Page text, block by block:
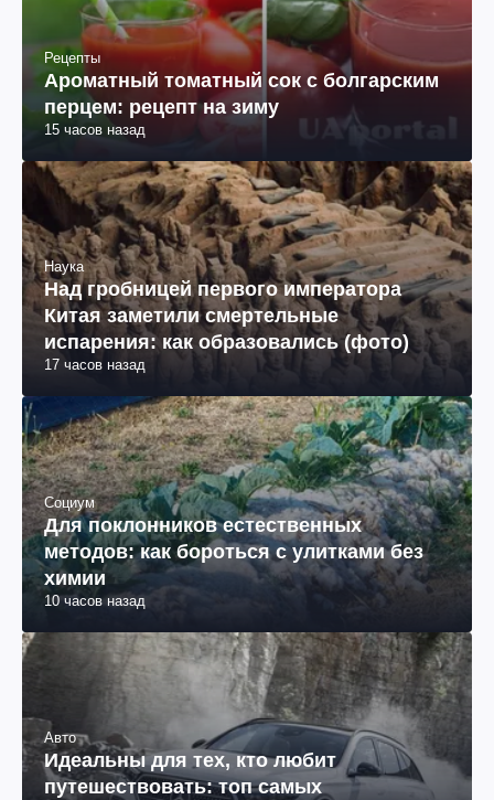
Рецепты
Ароматный томатный сок с болгарским
перцем: рецепт на зиму
15 часов назад
Наука
Над гробницей первого императора
Китая заметили смертельные
испарения: как образовались (фото)
17 часов назад
Социум
Для поклонников естественных
методов: как бороться с улитками без
химии
10 часов назад
Авто
Идеальны для тех, кто любит
путешествовать: топ самых